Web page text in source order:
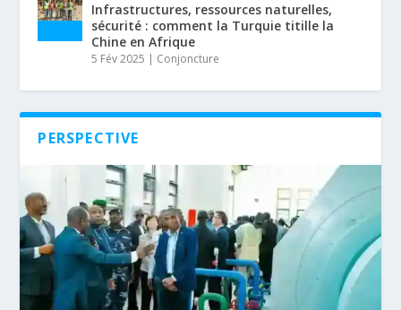
Infrastructures, ressources naturelles,
sécurité : comment la Turquie titille la
Chine en Afrique
5 Fév 2025 Conjoncture
PERSPECTIVE